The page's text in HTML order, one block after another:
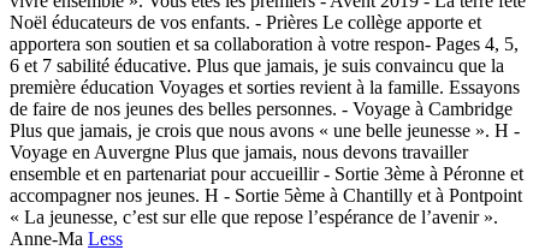
Noël éducateurs de vos enfants. - Prières Le collège apporte et
apportera son soutien et sa collaboration à votre respon- Pages 4, 5,
6 et 7 sabilité éducative. Plus que jamais, je suis convaincu que la
première éducation Voyages et sorties revient à la famille. Essayons
de faire de nos jeunes des belles personnes. - Voyage à Cambridge
Plus que jamais, je crois que nous avons « une belle jeunesse ». H -
Voyage en Auvergne Plus que jamais, nous devons travailler
ensemble et en partenariat pour accueillir - Sortie 3ème à Péronne et
accompagner nos jeunes. H - Sortie 5ème à Chantilly et à Pontpoint
« La jeunesse, c’est sur elle que repose l’espérance de l’avenir ».
Anne-Ma Less